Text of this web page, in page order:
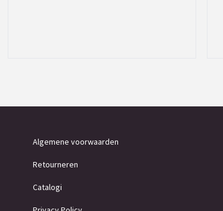
Algemene voorwaarden
Retourneren
Catalogi